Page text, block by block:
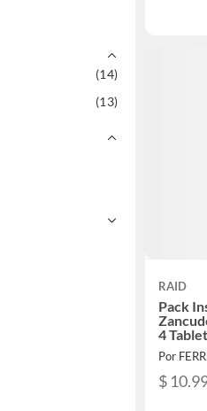
(14)
(13)
RAID
Pack
4
Por
$